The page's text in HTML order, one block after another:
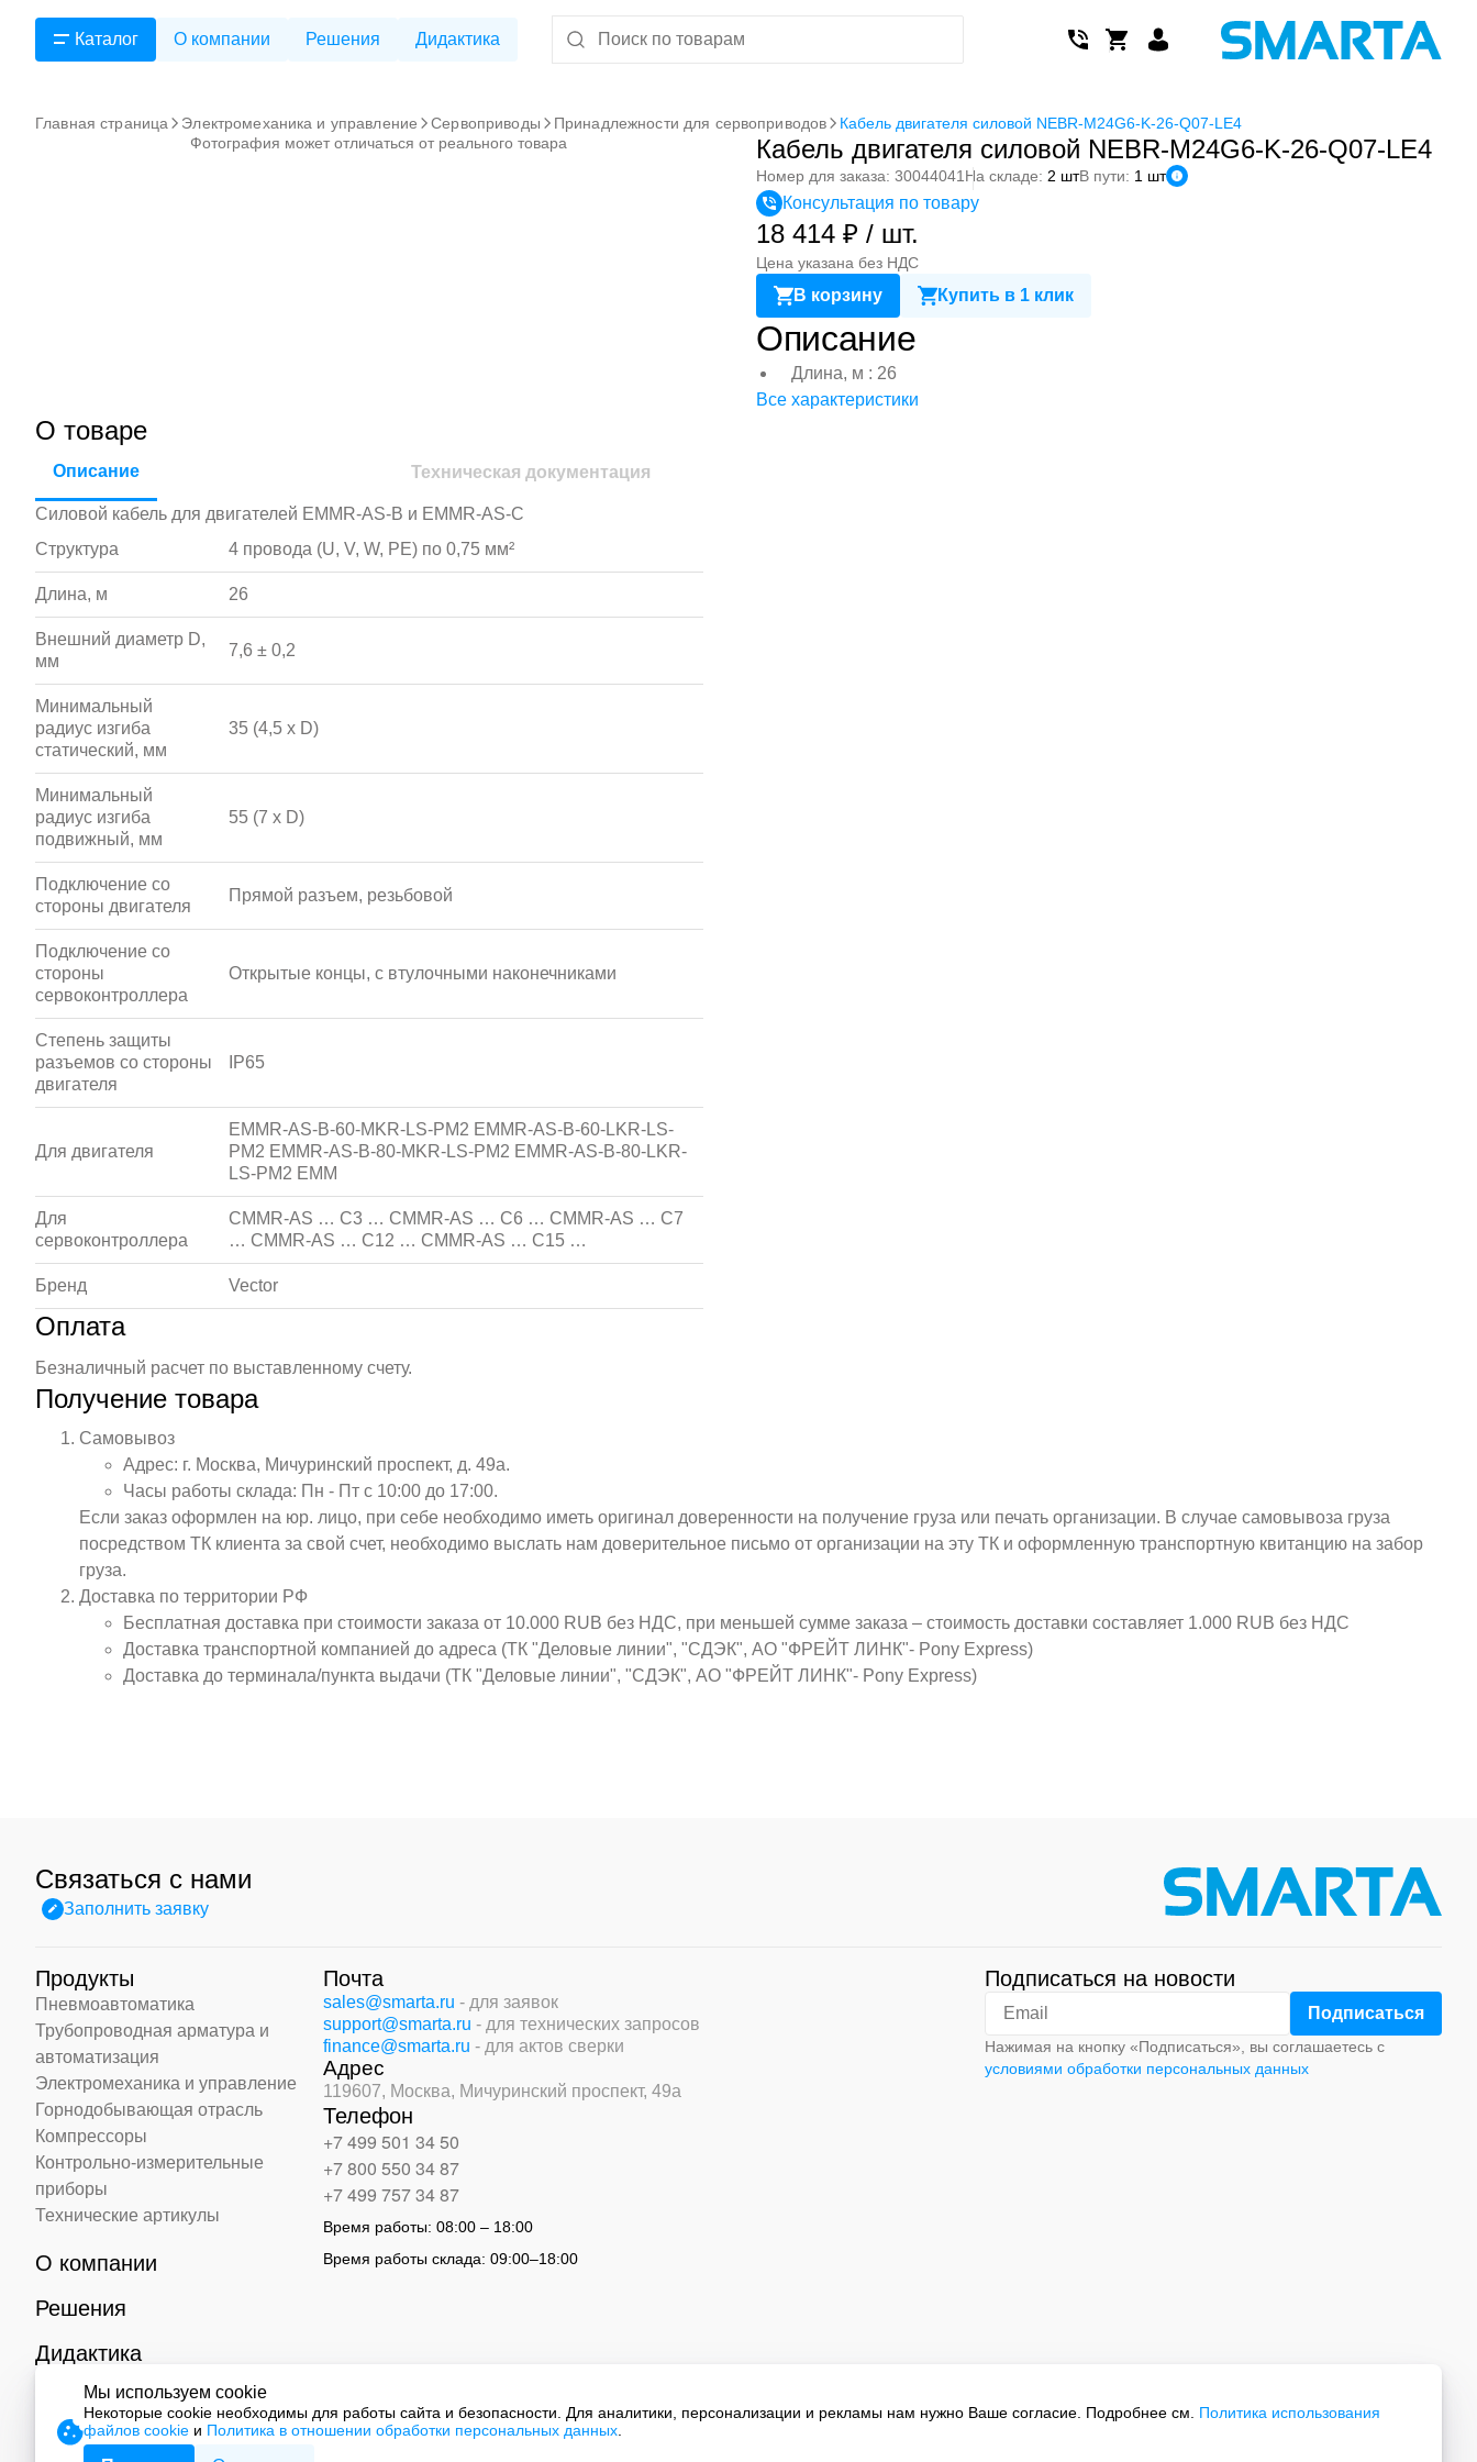
Каталог О компании Решения Дидактика
Главная страница Электромеханика и управление Сервоприводы Принадлежности для сервоприводов
Кабель двигателя силовой NEBR-M24G6-K-26-Q07-LE4
Фотография может отличаться от реального товара
Кабель двигателя силовой NEBR-M24G6-K-26-Q07-LE4
Номер для заказа: 30044041 На складе: 2 штВ пути: 1 шт
Консультация по товару
18 414 ₽ / шт.
Цена указана без НДС
В корзину Купить в 1 клик
Описание
Длина, м : 26
Все характеристики
О товаре
Описание Техническая документация
Силовой кабель для двигателей EMMR-AS-B и EMMR-AS-C
Структура
4 провода (U, V, W, PE) по 0,75 мм²
Длина, м 26
Внешний диаметр D,
мм
7,6 ± 0,2
Минимальный
радиус изгиба
статический, мм
35 (4,5 x D)
Минимальный
радиус изгиба
подвижный, мм
55 (7 x D)
Подключение со
стороны двигателя
Прямой разъем, резьбовой
Подключение со
стороны
сервоконтроллера
Открытые концы, с втулочными наконечниками
Степень защиты
разъемов со стороны
двигателя
IP65
Для двигателя
EMMR-AS-B-60-MKR-LS-PM2 EMMR-AS-B-60-LKR-LS-
PM2 EMMR-AS-B-80-MKR-LS-PM2 EMMR-AS-B-80-LKR-
LS-PM2 EMM
Для
сервоконтроллера
CMMR-AS … C3 … CMMR-AS … C6 … CMMR-AS … C7
… CMMR-AS … C12 … CMMR-AS … C15 …
Бренд Vector
Оплата
Безналичный расчет по выставленному счету.
Получение товара
Самовывоз
Адрес: г. Москва, Мичуринский проспект, д. 49а.
Часы работы склада: Пн - Пт с 10:00 до 17:00.
Если заказ оформлен на юр. лицо, при себе необходимо иметь оригинал доверенности на получение груза или печать организации. В случае самовывоза груза
посредством ТК клиента за свой счет, необходимо выслать нам доверительное письмо от организации на эту ТК и оформленную транспортную квитанцию на забор
груза.
Доставка по территории РФ
Бесплатная доставка при стоимости заказа от 10.000 RUB без НДС, при меньшей сумме заказа – стоимость доставки составляет 1.000 RUB без НДС
Доставка транспортной компанией до адреса (ТК "Деловые линии", "СДЭК", АО "ФРЕЙТ ЛИНК"- Pony Express)
Доставка до терминала/пункта выдачи (ТК "Деловые линии", "СДЭК", АО "ФРЕЙТ ЛИНК"- Pony Express)
Связаться с нами
Заполнить заявку
Продукты
Пневмоавтоматика
Трубопроводная арматура и
автоматизация
Электромеханика и управление
Горнодобывающая отрасль
Компрессоры
Контрольно-измерительные
приборы
Технические артикулы
О компании
Решения
Дидактика
Контакты
Почта
sales@smarta.ru - для заявок
support@smarta.ru - для технических запросов
finance@smarta.ru - для актов сверки
Адрес
119607, Москва, Мичуринский проспект, 49а
Телефон
+7 499 501 34 50
+7 800 550 34 87
+7 499 757 34 87
Время работы:08:00 – 18:00
Время работы склада:09:00–18:00
Подписаться на новости
Нажимая на кнопку «Подписаться», вы соглашаетесь с
условиями обработки персональных данных
Мы используем cookie
Некоторые cookie необходимы для работы сайта и безопасности. Для аналитики, персонализации и рекламы нам нужно Ваше согласие. Подробнее см. Политика использования
файлов cookie и Политика в отношении обработки персональных данных